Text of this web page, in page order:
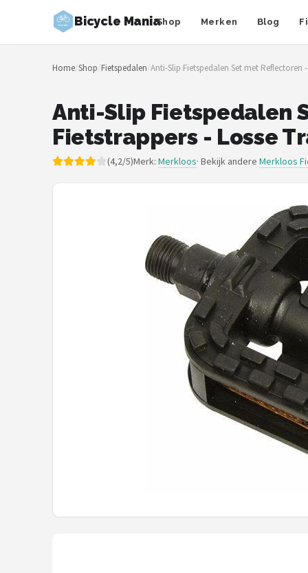
Bicycle ManiaShop Merken Blog
Zoeken
NAVIGATIE
Merken
Home/Shop/Fietspedalen/Anti-Slip Fietspedalen Set met Reflectoren
Anti-Slip Fietspedalen
Fietstrappers - Losse
(4,2/5)Merk: Merkloos· Bekijk andere Merkloos